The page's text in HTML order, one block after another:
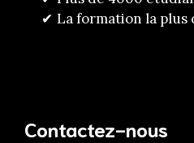
La formation la plus
Contactez-nous